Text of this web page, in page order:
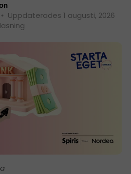
• Uppdaterades 1 augusti, 2026